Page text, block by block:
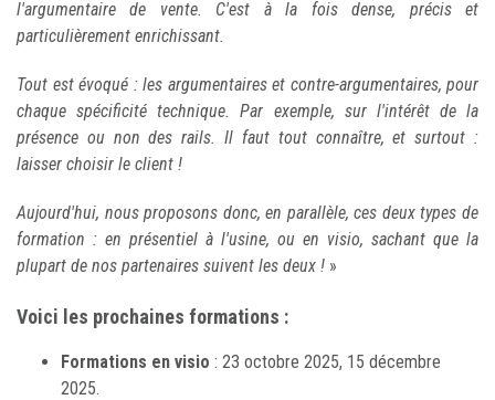
l'argumentaire de vente. C'est à la fois dense, précis et
particulièrement enrichissant.
Tout est évoqué : les argumentaires et contre-argumentaires, pour
chaque spécificité technique. Par exemple, sur l'intérêt de la
présence ou non des rails. Il faut tout connaître, et surtout :
laisser choisir le client !
Aujourd'hui, nous proposons donc, en parallèle, ces deux types de
formation : en présentiel à l'usine, ou en visio, sachant que la
plupart de nos partenaires suivent les deux ! »
Voici les prochaines formations :
Formations en visio : 23 octobre 2025, 15 décembre
2025.